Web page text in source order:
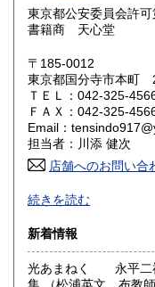
鳥取県
岡山県
山口県
香川県
高知県
佐賀県
熊本県
東京都公安委員会許
書籍商 天心堂
〒185-0012
東京都国分寺市本町
ＴＥＬ：042-325-
ＦＡＸ：042-325-
Email：
担当者：川添 健次
店舗へのお問い合
-
沿線名：中央線
最寄駅：国分寺駅
営業時間：-
定休日：-
続きを読む
新着情報
光あまねく 永平二